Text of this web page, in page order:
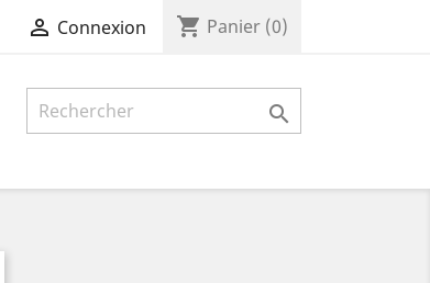
 Connexion shopping_cart Panier (0)
